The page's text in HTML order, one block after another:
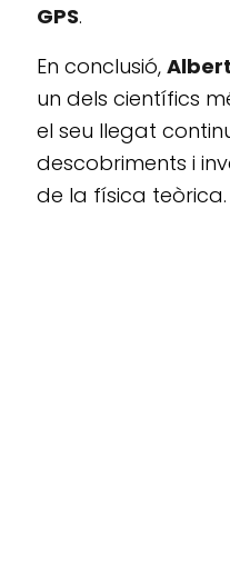
GPS.
En conclusió,
un dels científics
el seu llegat
descobriments i
de la física teòrica.